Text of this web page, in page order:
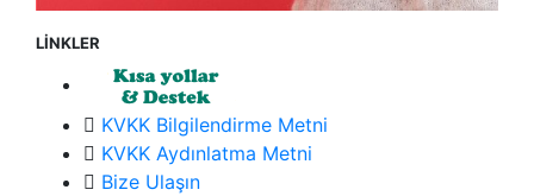
LİNKLER
KVKK Bilgilendirme Metni
KVKK Aydınlatma Metni
Bize Ulaşın